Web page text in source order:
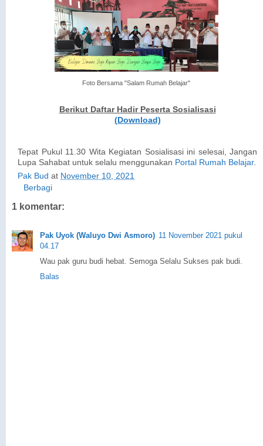
Foto Bersama "Salam Rumah Belajar"
Berikut Daftar Hadir Peserta Sosialisasi
(Download)
Tepat Pukul 11.30 Wita Kegiatan Sosialisasi ini selesai, Jangan
Lupa Sahabat untuk selalu menggunakan Portal Rumah Belajar.
Pak Bud at November 10, 2021
Berbagi
1 komentar:
Pak Uyok (Waluyo Dwi Asmoro) 11 November 2021 pukul
04.17
Wau pak guru budi hebat. Semoga Selalu Sukses pak budi.
Balas